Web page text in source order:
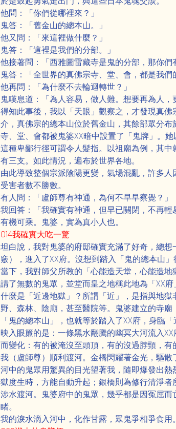
他問：「你們從哪裡來？」
鬼答：「舊金山的總本山。」
他又問：「來這裡做什麼？」
鬼答：「這裡是我們的分部。」
他接著問：「西雅圖雷藏寺是鬼的分部，那你們
鬼答：「全世界的真佛宗寺、堂、會，都是我們
他再問：「為什麼不去輪迴轉世？」
鬼嘆息道：「為人容易，做人難。想要再為人，
得知此事後，我以「天眼」觀察之，才發現真
介，真佛宗的總本山位於舊金山，其餘部眾分
寺、堂、會都被鬼婆XX暗中設置了「鬼牌」。
這種卑鄙行徑可謂令人髮指。以祖廟為例，其
有三支。如此情況，遍布於世界各地。
由此導致整個宗派陰陽更變，氣場混亂，許多
受害者數不勝數。
有人問：「盧師尊有神通，為何不早早察覺？」
我回答：「我確實有神通，但早已關閉，不再
有機可乘。鬼婆，實為真小人也。
014我確實大吃一驚
坦白說，我對鬼婆的府邸確實充滿了好奇，總
竅），進入了XX府。沒想到踏入「鬼的總本山
當下，我對師父所教的「心能造天堂，心能造
請了無數的鬼眾，並堂而皇之地稱此地為「XX
什麼是「近邊地獄」？所謂「近」，是指與地
野、森林、陰廟，甚至醫院等。鬼婆建立的寺
「鬼的總本山」，也就等於踏入了XX府，身臨「
映入眼簾的是：一條黑水翻騰的幽冥大河流入
而變化：有的被淹沒至頭頂，有的沒過脖頸，
我（盧師尊）順利渡河。金橋閃耀著金光，驅散
河中的鬼眾用驚異的目光望著我，隨即爆發出
獄度生時，方能自動升起；銀橋則為修行清淨
涉水渡河。鬼婆府中的鬼眾，幾乎都是因冤屈
睹。
我的淚水滴入河中，化作甘露，眾鬼爭相爭食用。